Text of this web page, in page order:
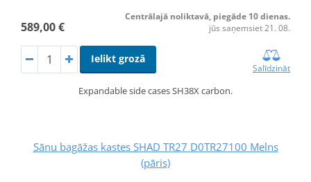
589,00 €
Centrālajā noliktavā, piegāde 10 dienas.
jūs saņemsiet 21. 08.
Ielikt grozā
Salīdzināt
Expandable side cases SH38X carbon.
Sānu bagāžas kastes SHAD TR27 D0TR27100 Melns
(pāris)